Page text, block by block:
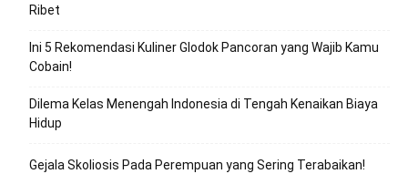
Ribet
Ini 5 Rekomendasi Kuliner Glodok Pancoran yang Wajib Kamu
Cobain!
Dilema Kelas Menengah Indonesia di Tengah Kenaikan Biaya
Hidup
Gejala Skoliosis Pada Perempuan yang Sering Terabaikan!